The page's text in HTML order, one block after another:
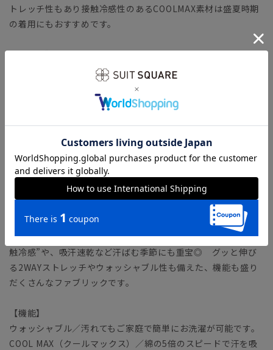
トレッチ性もあり接触冷感性のあるCOOLMAX素材は盛夏時期
の着用にもおすすめです。
【モデル】 MODERN CLASSIC MODEL（CH22）
コンパクトフォルムのジャケットに、シャープなテーパードパ
ンツをセットした人気のタイトフィットモデル。モダンなシル
エットながら、軽めの副資材で窮屈さを感じさせません。ラウ
ンドしたフロントカットやサイドベンツなど、クラシカルなデ
ィテールが特徴です。
「MODERN CLASSIC MODEL（モダンクラシック・モデ
ル）」とは？
清涼感のあるトロピカル生地を使用。一般的なポリエステルよ
りも細い糸を使用し、軽やか＆ウールのようなハリ感のある風
合いに仕上げました。着用した際にひんやり冷たく感じる“接
触冷感”や、吸汗速乾など汗ばむ季節にも重宝◎ グッと伸び
る2WAYストレッチやウォッシャブル性も備えた、機能も盛り
だくさんなファブリックです。
【機能】
ウォッシャブル／汚れてもご家庭で簡単にお洗濯が可能です。
COOL MAX（クールマックス）／綿の5倍のスピードで汗を吸